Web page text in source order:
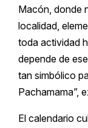
Macón, donde
localidad,
toda actividad
depende de
tan simbólico
Pachamama”,
El calendario